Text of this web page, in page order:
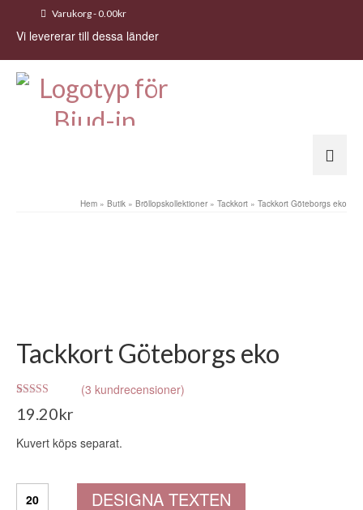
Varukorg- 0.00kr
Vi levererar till dessa länder
Hem » Butik » Bröllopskollektioner » Tackkort » Tackkort Göteborgs eko
Tackkort Göteborgs eko
Betygsatt
4.67 av 5
3
kundrecensioner
(3 kundrecensioner)
19.20kr
Kuvert köps separat.
DESIGNA TEXTEN